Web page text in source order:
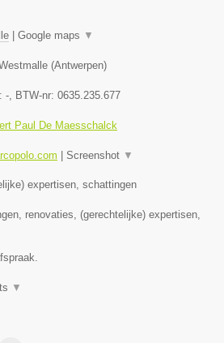
| Google maps ▼
(Antwerpen)
- , BTW-nr: 0635.235.677
Paul De Maesschalck
| Screenshot ▼
expertisen, schattingen
renovaties, (gerechtelijke) expertisen,
▼